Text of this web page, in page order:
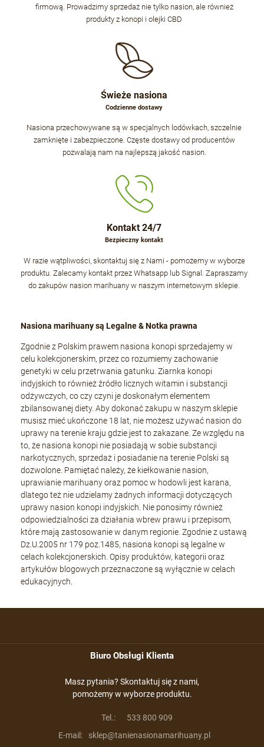
firmową. Prowadzimy sprzedaż nie tylko nasion, ale również
produkty z konopi i olejki CBD
Świeże nasiona
Codzienne dostawy
Nasiona przechowywane są w specjalnych lodówkach, szczelnie
zamknięte i zabezpieczone. Częste dostawy od producentów
pozwalają nam na najlepszą jakość nasion.
Kontakt 24/7
Bezpieczny kontakt
W razie wątpliwości, skontaktuj się z Nami - pomożemy w wyborze
produktu. Zalecamy kontakt przez Whatsapp lub Signal. Zapraszamy
do zakupów nasion marihuany w naszym internetowym sklepie.
Nasiona marihuany są Legalne & Notka prawna
Zgodnie z Polskim prawem nasiona konopi sprzedajemy w
celu kolekcjonerskim, przez co rozumiemy zachowanie
genetyki w celu przetrwania gatunku. Ziarnka konopi
indyjskich to również źródło licznych witamin i substancji
odżywczych, co czy czyni je doskonałym elementem
zbilansowanej diety. Aby dokonać zakupu w naszym sklepie
musisz mieć ukończone 18 lat, nie możesz używać nasion do
uprawy na terenie kraju gdzie jest to zakazane. Ze względu na
to, że nasiona konopi nie posiadają w sobie substancji
narkotycznych, sprzedaż i posiadanie na terenie Polski są
dozwolone. Pamiętać należy, że kiełkowanie nasion,
uprawianie marihuany oraz pomoc w hodowli jest karana,
dlatego też nie udzielamy żadnych informacji dotyczących
uprawy nasion konopi indyjskich. Nie ponosimy również
odpowiedzialności za działania wbrew prawu i przepisom,
które mają zastosowanie w danym regionie. Zgodnie z ustawą
Dz.U.2005 nr 179 poz.1485, nasiona konopi są legalne w
celach kolekcjonerskich. Opisy produktów, kategorii oraz
artykułów blogowych przeznaczone są wyłącznie w celach
edukacyjnych.
Biuro Obsługi Klienta
Masz pytania? Skontaktuj się z nami,
pomożemy w wyborze produktu.
Tel.:
533 800 909
E-mail:
sklep@tanienasionamarihuany.pl